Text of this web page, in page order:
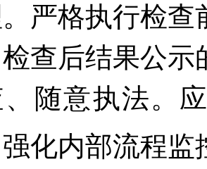
严格执行检
查后结果公示
随意执法。
化内部流程监